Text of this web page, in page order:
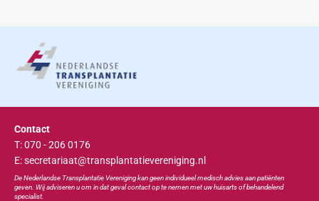
Contact
T: 070 - 206 0176
E: secretariaat@transplantatievereniging.nl
De Nederlandse Transplantatie Vereniging kan geen individueel medisch advies aan patiënten
geven. Wij adviseren u om in dat geval contact op te nemen met uw huisarts of behandelend
specialist.